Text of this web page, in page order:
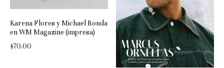
Karena Flores y Michael Ronda
en WM Magazine (impresa)
$70.00